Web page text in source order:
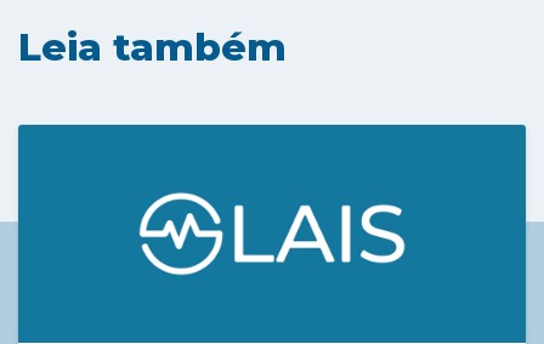
Leia também